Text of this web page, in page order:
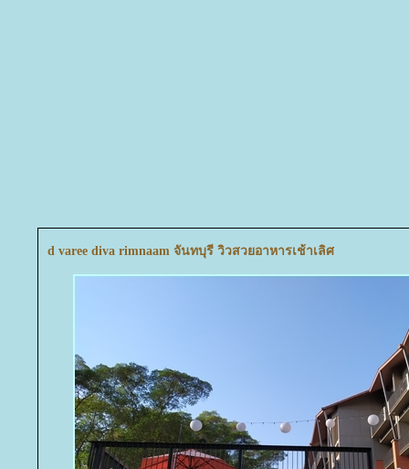
d varee diva rimnaam จันทบุรี วิวสวยอาหารเช้าเลิศ